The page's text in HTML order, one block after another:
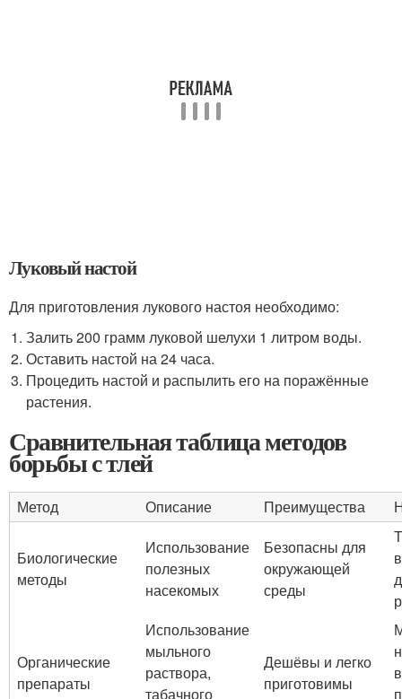
Луковый настой
Для приготовления лукового настоя необходимо:
Залить 200 грамм луковой шелухи 1 литром воды.
Оставить настой на 24 часа.
Процедить настой и распылить его на поражённые
растения.
Сравнительная таблица методов
борьбы с тлей
Метод Описание Преимущества
Биологические
методы
Использование
полезных
насекомых
Безопасны для
окружающей
среды
Органические
препараты
Использование
мыльного
раствора,
табачного
Дешёвы и легко
приготовимы